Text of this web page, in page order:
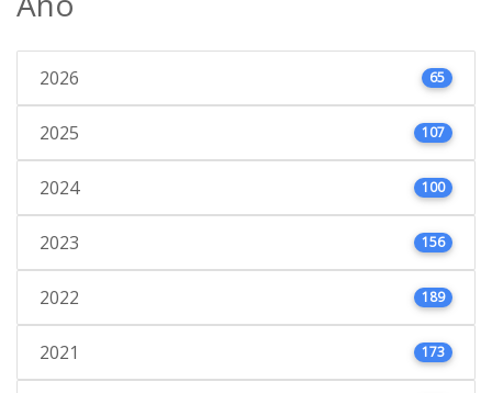
2026 65
2025 107
2024 100
2023 156
2022 189
2021 173